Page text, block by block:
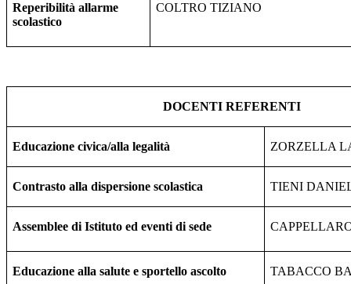
Reperibilità allarme
scolastico
COLTRO TIZIANO
DOCENTI REFERENTI
Educazione civica/alla legalità ZORZELLA
Contrasto alla dispersione scolastica TIENI
Assemblee di Istituto ed eventi di sede
Educazione alla salute e sportello ascolto TABACCO